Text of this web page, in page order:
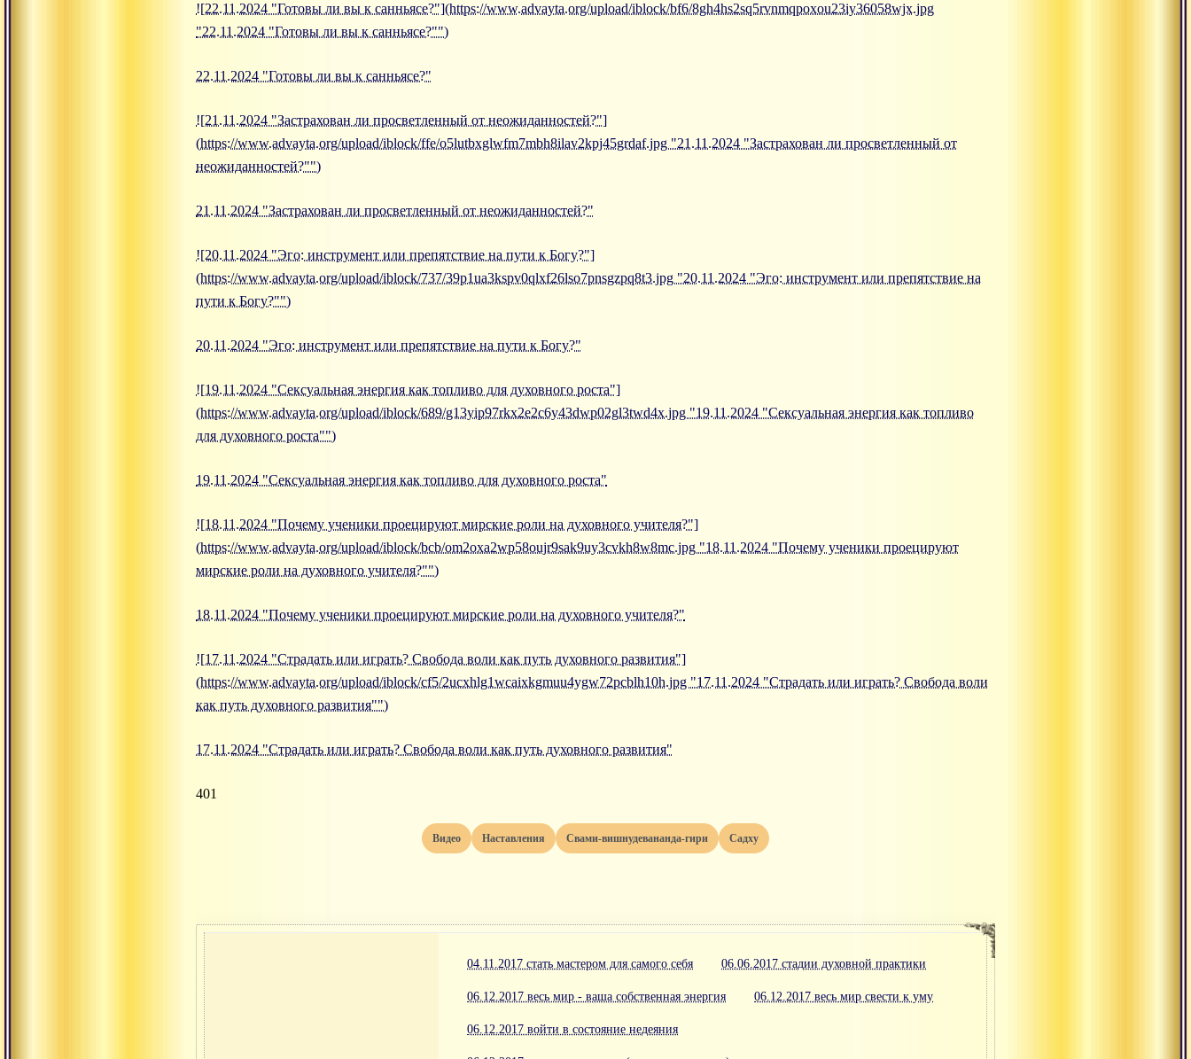
![22.11.2024 "Готовы ли вы к санньясе?"](https://www.advayta.org/upload/iblock/bf6/8gh4hs2sq5rvnmqpoxou23iy36058wjx.jpg
"22.11.2024 "Готовы ли вы к санньясе?"")
22.11.2024 "Готовы ли вы к санньясе?"
![21.11.2024 "Застрахован ли просветленный от неожиданностей?"]
(https://www.advayta.org/upload/iblock/ffe/o5lutbxglwfm7mbh8ilav2kpj45grdaf.jpg "21.11.2024 "Застрахован ли просветленный от
неожиданностей?"")
21.11.2024 "Застрахован ли просветленный от неожиданностей?"
![20.11.2024 "Эго: инструмент или препятствие на пути к Богу?"]
(https://www.advayta.org/upload/iblock/737/39p1ua3kspv0qlxf26lso7pnsgzpq8t3.jpg "20.11.2024 "Эго: инструмент или препятствие на
пути к Богу?"")
20.11.2024 "Эго: инструмент или препятствие на пути к Богу?"
![19.11.2024 "Сексуальная энергия как топливо для духовного роста"]
(https://www.advayta.org/upload/iblock/689/g13yip97rkx2e2c6y43dwp02gl3twd4x.jpg "19.11.2024 "Сексуальная энергия как топливо
для духовного роста"")
19.11.2024 "Сексуальная энергия как топливо для духовного роста"
![18.11.2024 "Почему ученики проецируют мирские роли на духовного учителя?"]
(https://www.advayta.org/upload/iblock/bcb/om2oxa2wp58oujr9sak9uy3cvkh8w8mc.jpg "18.11.2024 "Почему ученики проецируют
мирские роли на духовного учителя?"")
18.11.2024 "Почему ученики проецируют мирские роли на духовного учителя?"
![17.11.2024 "Страдать или играть? Свобода воли как путь духовного развития"]
(https://www.advayta.org/upload/iblock/cf5/2ucxhlg1wcaixkgmuu4ygw72pcblh10h.jpg "17.11.2024 "Страдать или играть? Свобода воли
как путь духовного развития"")
17.11.2024 "Страдать или играть? Свобода воли как путь духовного развития"
401
Видео Наставления Свами-вишнудевананда-гири Садху
04.11.2017 стать мастером для самого себя 06.06.2017 стадии духовной практики
06.12.2017 весь мир - ваша собственная энергия 06.12.2017 весь мир свести к уму
06.12.2017 войти в состояние недеяния